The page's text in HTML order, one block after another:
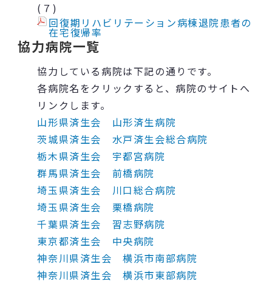
(７)
回復期リハビリテーション病棟退院患者の
在宅復帰率
協力病院一覧
協力している病院は下記の通りです。
各病院名をクリックすると、病院のサイトへ
リンクします。
山形県済生会 山形済生病院
茨城県済生会 水戸済生会総合病院
栃木県済生会 宇都宮病院
群馬県済生会 前橋病院
埼玉県済生会 川口総合病院
埼玉県済生会 栗橋病院
千葉県済生会 習志野病院
東京都済生会 中央病院
神奈川県済生会 横浜市南部病院
神奈川県済生会 横浜市東部病院